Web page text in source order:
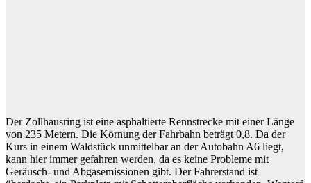
Der Zollhausring ist eine asphaltierte Rennstrecke mit einer Länge
von 235 Metern. Die Körnung der Fahrbahn beträgt 0,8. Da der
Kurs in einem Waldstück unmittelbar an der Autobahn A6 liegt,
kann hier immer gefahren werden, da es keine Probleme mit
Geräusch- und Abgasemissionen gibt. Der Fahrerstand ist